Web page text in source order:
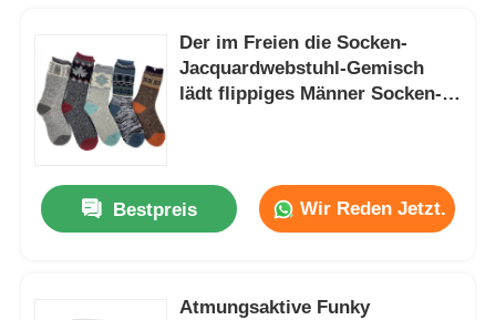
Der im Freien die Socken-
Jacquardwebstuhl-Gemisch
lädt flippiges Männer Socken-
Bestpreis Wir Reden Jetzt.
Atmungsaktive Funky